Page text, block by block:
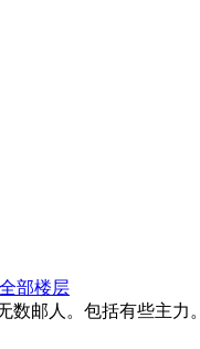
部楼层
数邮人。包括有些主力。